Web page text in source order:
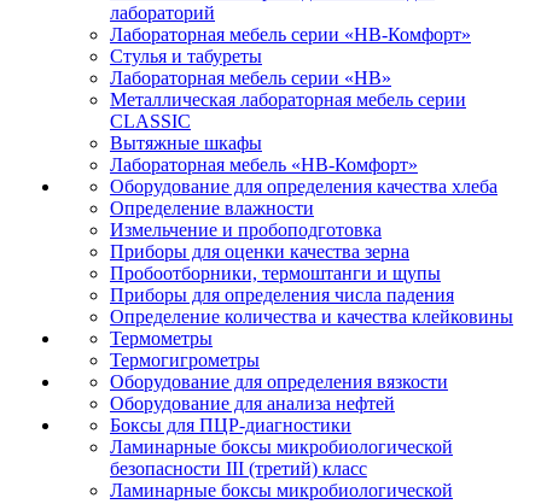
лабораторий
Лабораторная мебель серии «НВ-Комфорт»
Стулья и табуреты
Лабораторная мебель серии «НВ»
Металлическая лабораторная мебель серии
CLASSIC
Вытяжные шкафы
Лабораторная мебель «НВ-Комфорт»
Оборудование для определения качества хлеба
Определение влажности
Измельчение и пробоподготовка
Приборы для оценки качества зерна
Пробоотборники, термоштанги и щупы
Приборы для определения числа падения
Определение количества и качества клейковины
Термометры
Термогигрометры
Оборудование для определения вязкости
Оборудование для анализа нефтей
Боксы для ПЦР-диагностики
Ламинарные боксы микробиологической
безопасности III (третий) класс
Ламинарные боксы микробиологической